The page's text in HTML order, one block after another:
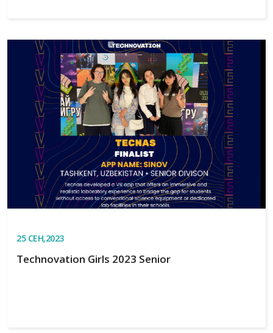
25СЕН,2023
Technovation Girls 2023 Senior